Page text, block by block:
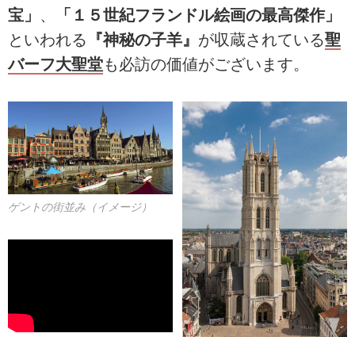
宝」 、
「１５世紀フランドル絵画の最高傑作」
といわれる 『神秘の子羊』 が収蔵されている聖
バーフ大聖堂も必訪の価値がございます。
ゲントの街並み（イメージ）